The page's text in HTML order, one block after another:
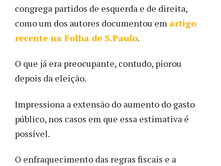
congrega partidos de esquerda e de direita,
como um dos autores documentou em artigo
recente na Folha de S.Paulo.
O que já era preocupante, contudo, piorou
depois da eleição.
Impressiona a extensão do aumento do gasto
público, nos casos em que essa estimativa é
possível.
O enfraquecimento das regras fiscais e a